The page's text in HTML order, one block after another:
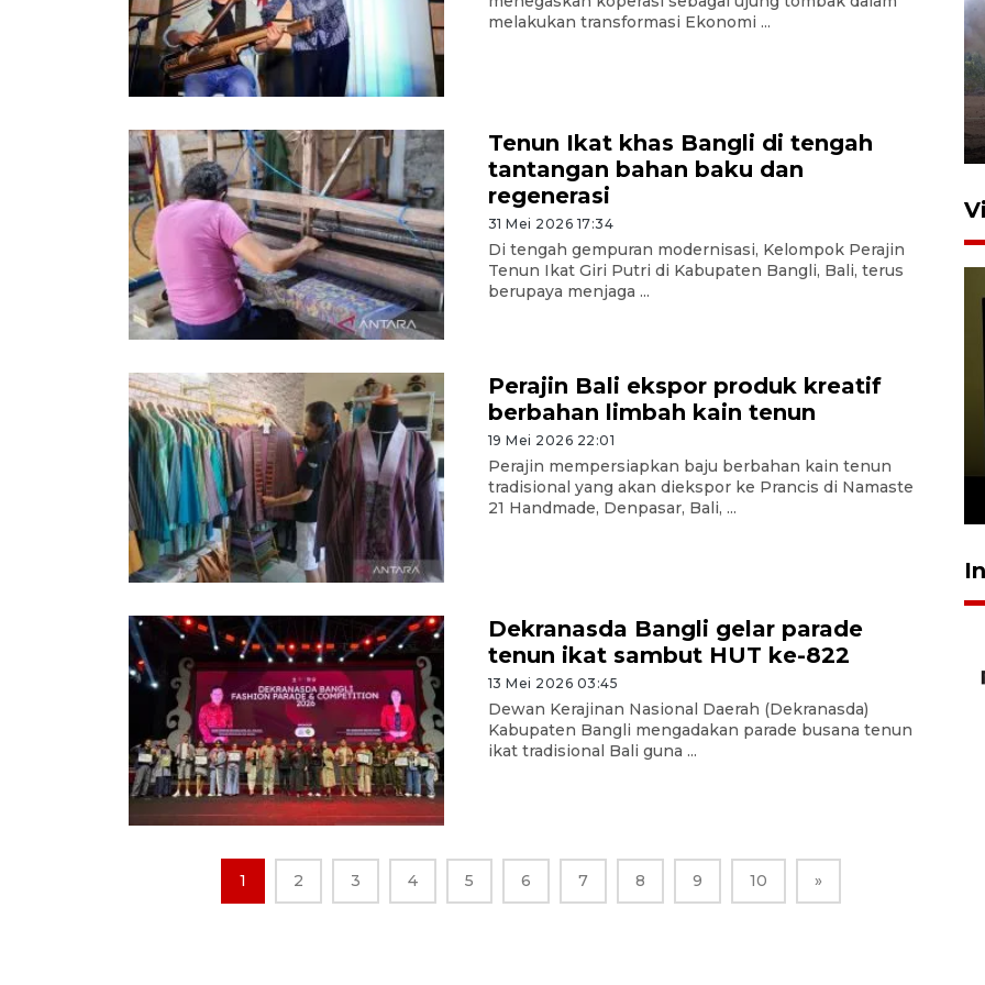
melakukan transformasi Ekonomi ...
Tenun Ikat khas Bangli di tengah
tantangan bahan baku dan
regenerasi
31 Mei 2026 17:34
Di tengah gempuran modernisasi, Kelompok Perajin
Tenun Ikat Giri Putri di Kabupaten Bangli, Bali, terus
berupaya menjaga ...
Perajin Bali ekspor produk kreatif
berbahan limbah kain tenun
19 Mei 2026 22:01
Perajin mempersiapkan baju berbahan kain tenun
tradisional yang akan diekspor ke Prancis di Namaste
21 Handmade, Denpasar, Bali, ...
Dekranasda Bangli gelar parade
tenun ikat sambut HUT ke-822
13 Mei 2026 03:45
Dewan Kerajinan Nasional Daerah (Dekranasda)
Kabupaten Bangli mengadakan parade busana tenun
ikat tradisional Bali guna ...
1 2 3 4 5 6 7 8 9 10 »
Sebanyak 62 penumpang
4 Agustus 2026 19:23
Persiapan Skuad Garuda
jelang laga lawan Kamboja
pada Piala AFF
23 Juli 2026 19:12